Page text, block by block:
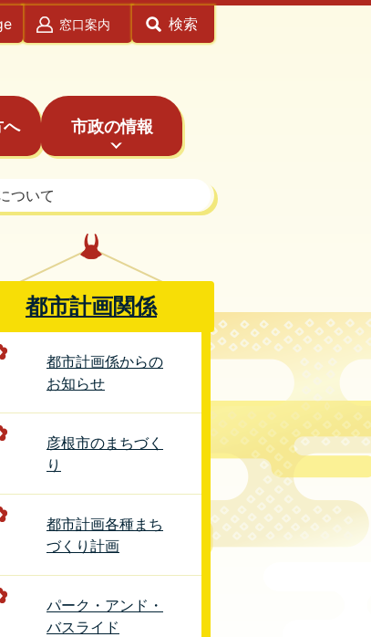
窓口案内 検索
市政の情報
ついて
都市計画関係
都市計画係からの
お知らせ
彦根市のまちづく
り
都市計画各種まち
づくり計画
パーク・アンド・
バスライド